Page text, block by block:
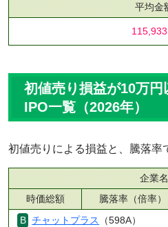
平均金
115,933
初値売り損益が10万
IPO一覧（2026年）
初値売りによる損益と、騰落率
企業名
時価総額
騰落率（倍率）
チャットプラス
（598A）